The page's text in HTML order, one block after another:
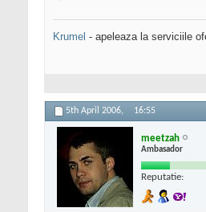
Krumel - apeleaza la serviciile
5th April 2006, 16:55
meetzah
Ambasador
Reputatie: